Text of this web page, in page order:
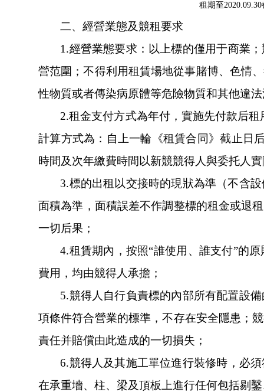
租期至2020.09.30
二、經營業態及競租要求
1.經營業態要求：以上標的僅用于商業
營范圍；不得利用租賃場地從事賭博、色情、
性物質或者傳染病原體等危險物質和其他違法活
2.租金支付方式為年付，實施先付款后租
計算方式為：自上一輪《租賃合同》截止日后
時間及次年繳費時間以新競競得人與委托人實際
3.標的出租以交接時的現狀為準（不含設
面積為準，面積誤差不作調整標的租金或退租
一切后果；
4.租賃期內，按照“誰使用、誰支付”的原
費用，均由競得人承擔；
5.競得人自行負責標的內部所有配置設備的裝
項條件符合營業的標準，不存在安全隱患
責任并賠償由此造成的一切損失；
6.競得人及其施工單位進行裝修時，必須
在承重墻、柱、梁及頂板上進行任何包括剔